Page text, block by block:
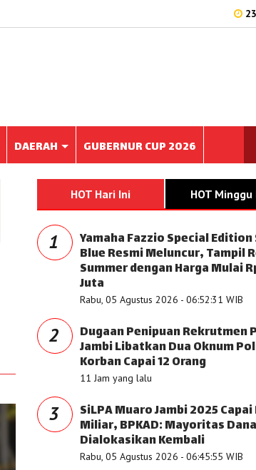
DAERAH GUBERNUR CUP 2026
HOT Hari Ini HOT Minggu
1 Yamaha Fazzio Special
Blue Resmi Meluncur, Tampil
Summer dengan Harga Mulai
Juta
Rabu, 05 Agustus 2026 - 06:52:31 WIB
2 Dugaan Penipuan Rekrutmen
Jambi Libatkan Dua Oknum
Korban Capai 12 Orang
11 Jam yang lalu
3 SiLPA Muaro Jambi 2025 Capai
Miliar, BPKAD: Mayoritas
Dialokasikan Kembali
Rabu, 05 Agustus 2026 - 06:45:55 WIB